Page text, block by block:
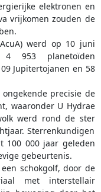
elektronen en
vrijkomen zouden de
werd op 10 juni
953 planetoïden
Jupitertojanen en 58
precisie de
waaronder U Hydrae
werd rond de ster
Sterrenkundigen
100 000 jaar geleden
gebeurtenis.
schokgolf, door de
met interstellair